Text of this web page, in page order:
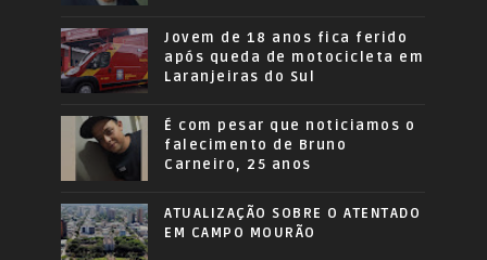
Jovem de 18 anos fica ferido
após queda de motocicleta em
Laranjeiras do Sul
É com pesar que noticiamos o
falecimento de Bruno
Carneiro, 25 anos
ATUALIZAÇÃO SOBRE O ATENTADO
EM CAMPO MOURÃO